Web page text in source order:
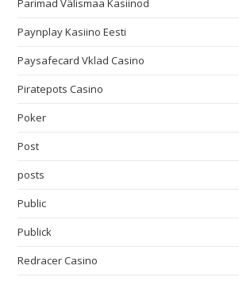
Parimad Välismaa Kasiinod
Paynplay Kasiino Eesti
Paysafecard Vklad Casino
Piratepots Casino
Poker
Post
posts
Public
Publick
Redracer Casino